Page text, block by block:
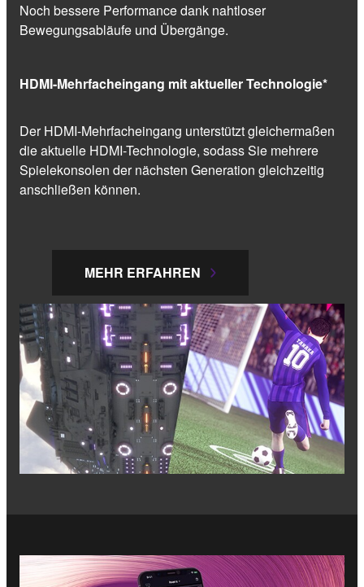
Noch bessere Performance dank nahtloser
Bewegungsabläufe und Übergänge.
HDMI-Mehrfacheingang mit aktueller Technologie*
Der HDMI-Mehrfacheingang unterstützt gleichermaßen
die aktuelle HDMI-Technologie, sodass Sie mehrere
Spielekonsolen der nächsten Generation gleichzeitig
anschließen können.
MEHR ERFAHREN